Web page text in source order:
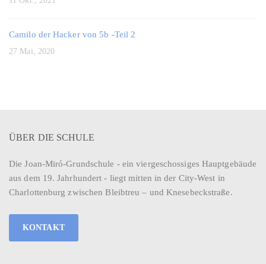
Camilo der Hacker von 5b -Teil 2
27 Mai, 2020
ÜBER DIE SCHULE
Die Joan-Miró-Grundschule - ein viergeschossiges Hauptgebäude
aus dem 19. Jahrhundert - liegt mitten in der City-West in
Charlottenburg zwischen Bleibtreu – und Knesebeckstraße.
KONTAKT